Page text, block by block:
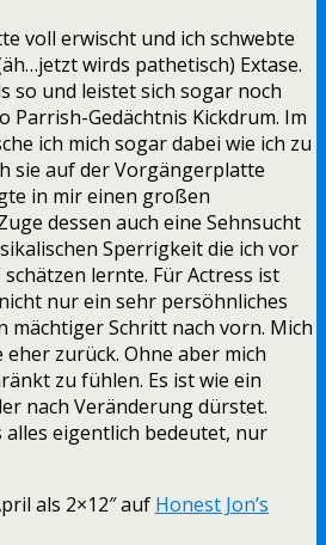
voll erwischt und ich schwebte
wirds pathetisch) Extase.
so und leistet sich sogar noch
Gedächtnis Kickdrum. Im
ich mich sogar dabei wie ich zu
sie auf der Vorgängerplatte
in mir einen großen
dessen auch eine Sehnsucht
Sperrigkeit die ich vor
lernte. Für Actress ist
nur ein sehr persöhnliches
mächtiger Schritt nach vorn. Mich
zurück. Ohne aber mich
zu fühlen. Es ist wie ein
nach Veränderung dürstet.
alles eigentlich bedeutet, nur
als 2×12″ auf Honest Jon’s